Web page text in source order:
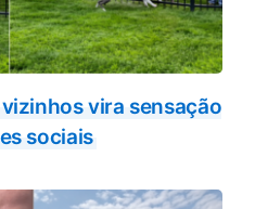
vira sensação
sociais